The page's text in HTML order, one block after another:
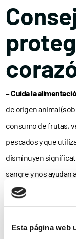
Esta página web
– Cuida la
de origen animal
consumo de frutas,
pescados y que
disminuyen
sangre y nos
principales factores
cardiovascular.
– Practica ejercicio